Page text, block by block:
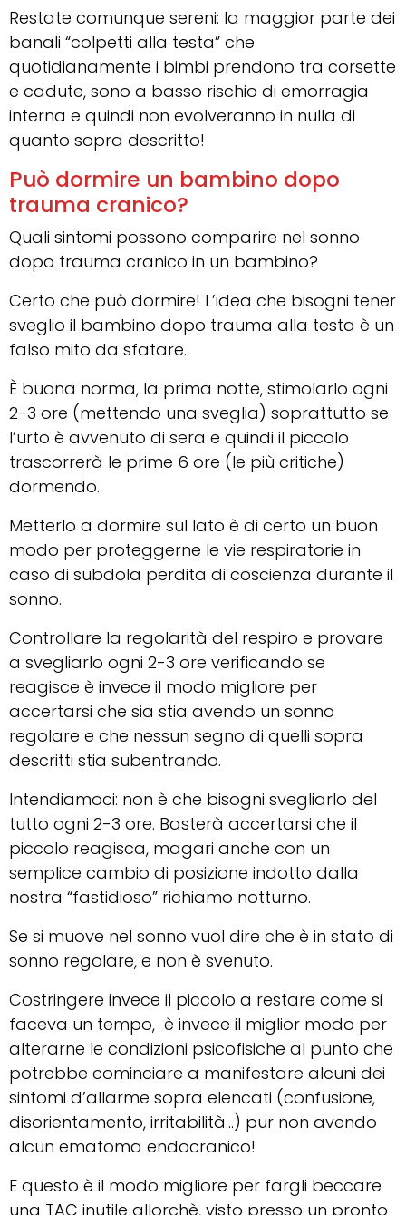
Restate comunque sereni: la maggior parte dei
banali “colpetti alla testa” che
quotidianamente i bimbi prendono tra corsette
e cadute, sono a basso rischio di emorragia
interna e quindi non evolveranno in nulla di
quanto sopra descritto!
Può dormire un bambino dopo
trauma cranico?
Quali sintomi possono comparire nel sonno
dopo trauma cranico in un bambino?
Certo che può dormire! L’idea che bisogni tener
sveglio il bambino dopo trauma alla testa è un
falso mito da sfatare.
È buona norma, la prima notte, stimolarlo ogni
2-3 ore (mettendo una sveglia) soprattutto se
l’urto è avvenuto di sera e quindi il piccolo
trascorrerà le prime 6 ore (le più critiche)
dormendo.
Metterlo a dormire sul lato è di certo un buon
modo per proteggerne le vie respiratorie in
caso di subdola perdita di coscienza durante il
sonno.
Controllare la regolarità del respiro e provare
a svegliarlo ogni 2-3 ore verificando se
reagisce è invece il modo migliore per
accertarsi che sia stia avendo un sonno
regolare e che nessun segno di quelli sopra
descritti stia subentrando.
Intendiamoci: non è che bisogni svegliarlo del
tutto ogni 2-3 ore. Basterà accertarsi che il
piccolo reagisca, magari anche con un
semplice cambio di posizione indotto dalla
nostra “fastidioso” richiamo notturno.
Se si muove nel sonno vuol dire che è in stato di
sonno regolare, e non è svenuto.
Costringere invece il piccolo a restare come si
faceva un tempo, è invece il miglior modo per
alterarne le condizioni psicofisiche al punto che
potrebbe cominciare a manifestare alcuni dei
sintomi d’allarme sopra elencati (confusione,
disorientamento, irritabilità…) pur non avendo
alcun ematoma endocranico!
E questo è il modo migliore per fargli beccare
una TAC inutile allorchè, visto presso un pronto